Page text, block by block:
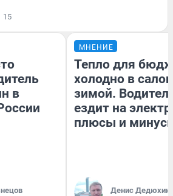
15
в
МНЕНИЕ
Тепло для
холодно в
зимой.
ездит на
плюсы и
Денис Дедюхин